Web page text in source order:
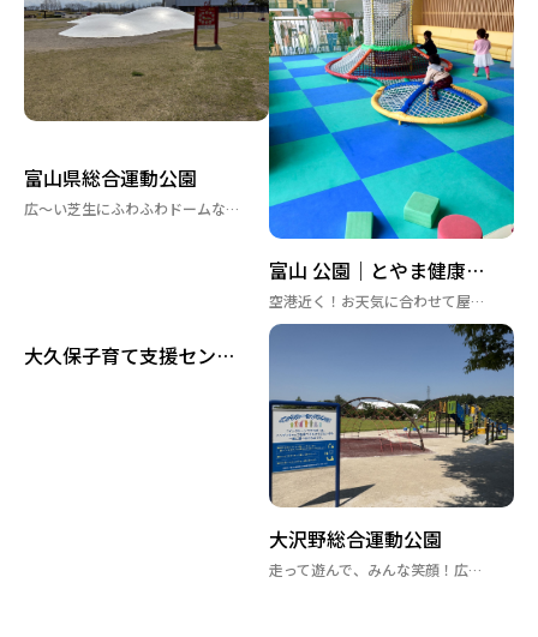
富山県総合運動公園
広〜い芝生にふわふわドームなどの遊具も！晴れた日は県総へ！
富山 公園｜とやま健康パーク（富山県国際健康プラザ ）
空港近く！お天気に合わせて屋外・屋内どっちも楽しめる健康パーク♪
大久保子育て支援センター
大沢野総合運動公園
走って遊んで、みんな笑顔！広々芝生と最新インクルーシブ遊具の公園